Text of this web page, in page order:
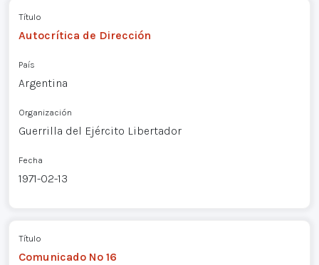
Título
Autocrítica de Dirección
País
Argentina
Organización
Guerrilla del Ejército Libertador
Fecha
1971-02-13
Título
Comunicado Nº 16